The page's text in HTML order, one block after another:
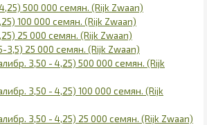
500 000 семян. (Rijk Zwaan)
100 000 семян. (Rijk Zwaan)
25 000 семян. (Rijk Zwaan)
3,5) 25 000 семян. (Rijk Zwaan)
3,50 - 4,25) 500 000 семян. (Rijk
3,50 - 4,25) 100 000 семян. (Rijk
3,50 - 4,25) 25 000 семян. (Rijk Zwaan)